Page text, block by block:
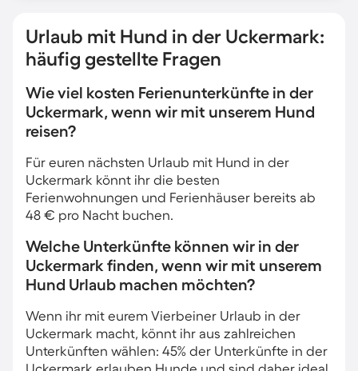
Urlaub mit Hund in der Uckermark:
häufig gestellte Fragen
Wie viel kosten Ferienunterkünfte in der
Uckermark, wenn wir mit unserem Hund
reisen?
Für euren nächsten Urlaub mit Hund in der
Uckermark könnt ihr die besten
Ferienwohnungen und Ferienhäuser bereits ab
48 € pro Nacht buchen.
Welche Unterkünfte können wir in der
Uckermark finden, wenn wir mit unserem
Hund Urlaub machen möchten?
Wenn ihr mit eurem Vierbeiner Urlaub in der
Uckermark macht, könnt ihr aus zahlreichen
Unterkünften wählen: 45% der Unterkünfte in der